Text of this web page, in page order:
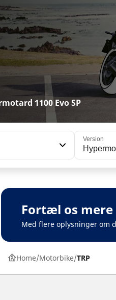
1100 Evo SP
Version
Fortæl os mere
Med flere oplysninger om
Home Motorbike TRP